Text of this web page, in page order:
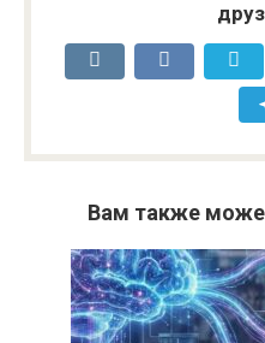
Вам также